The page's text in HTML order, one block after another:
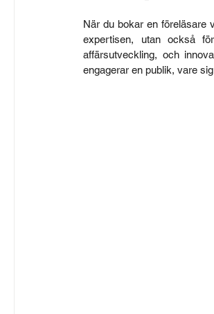
När du bokar en föreläsare
expertisen, utan också
affärsutveckling, och
engagerar en publik, vare